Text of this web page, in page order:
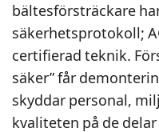
bältesförsträckare
säkerhetsprotokoll;
certifierad teknik.
säker” får
skyddar personal,
kvaliteten på de